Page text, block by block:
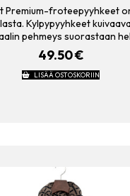
Premium-froteepyyhkeet
Kylpypyyhkeet
pehmeys suorastaan
49.50€
LISÄÄ OSTOSKORIIN